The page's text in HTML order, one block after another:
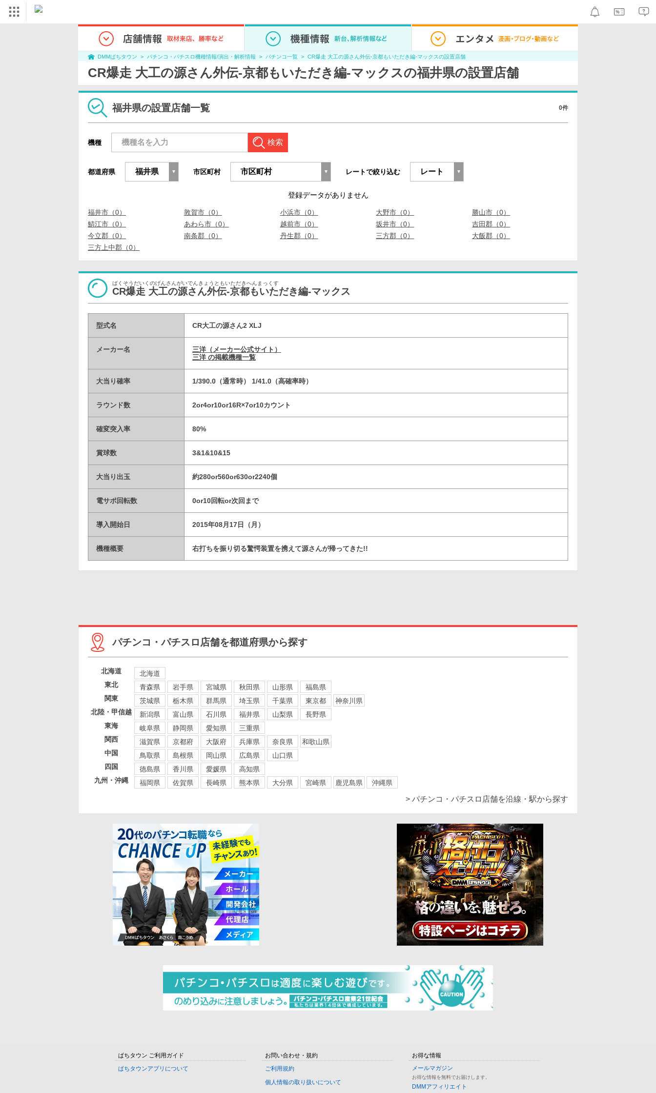
DMMぱちタウン パチンコ・パチスロ機種情報/演出・解析情報 パチンコ一覧 CR爆走 大工の源さん外伝-京都もいただき編-マックスの設置店舗
CR爆走 大工の源さん外伝-京都もいただき編-マックスの福井県の設置店舗
福井県の設置店舗一覧 0件
機種 検索
都道府県 市区町村 レートで絞り込む
登録データがありません
福井市（0） 敦賀市（0） 小浜市（0） 大野市（0）
勝山市（0）
鯖江市（0）
あわら市（0） 越前市（0） 坂井市（0）
吉田郡（0）
今立郡（0）
南条郡（0） 丹生郡（0） 三方郡（0）
大飯郡（0）
三方上中郡（0）
ばくそうだいくのげんさんがいでんきょうともいただきへんまっくす
CR爆走 大工の源さん外伝-京都もいただき編-マックス
型式名 CR大工の源さん2 XLJ
メーカー名
三洋（メーカー公式サイト）
三洋 の掲載機種一覧
大当り確率 1/390.0（通常時） 1/41.0（高確率時）
ラウンド数 2or4or10or16R×7or10カウント
確変突入率 80%
賞球数 3&1&10&15
大当り出玉 約280or560or630or2240個
電サポ回転数 0or10回転or次回まで
導入開始日 2015年08月17日（月）
機種概要 右打ちを振り切る驚愕装置を携えて源さんが帰ってきた!!
パチンコ・パチスロ店舗を都道府県から探す
北海道
北海道
東北
青森県 岩手県 宮城県 秋田県 山形県
福島県
関東
茨城県 栃木県 群馬県 埼玉県 千葉県 東京都
神奈川県
北陸・甲信越
新潟県 富山県 石川県 福井県 山梨県
長野県
東海
岐阜県 静岡県 愛知県
三重県
関西
滋賀県 京都府 大阪府 兵庫県 奈良県
和歌山県
中国
鳥取県 島根県 岡山県 広島県
山口県
四国
徳島県 香川県 愛媛県
高知県
九州・沖縄
福岡県 佐賀県 長崎県 熊本県 大分県 宮崎県 鹿児島県 沖縄県
> パチンコ・パチスロ店舗を沿線・駅から探す
ぱちタウン ご利用ガイド
ぱちタウンアプリについて
お問い合わせ・規約
ご利用規約
個人情報の取り扱いについて
お得な情報
メールマガジン
お得な情報を無料でお届けします。
DMMアフィリエイト